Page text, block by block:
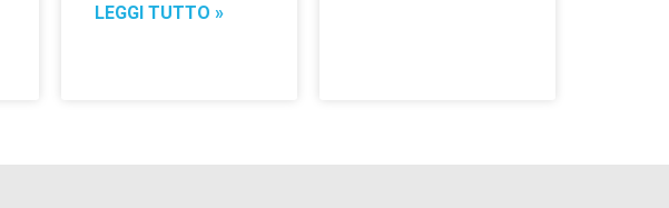
LEGGI TUTTO »